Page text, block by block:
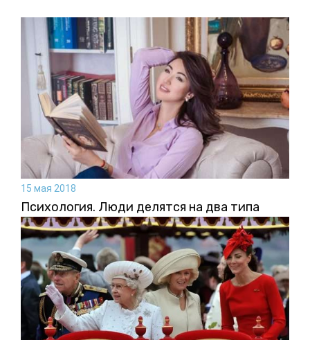
15 мая 2018
Психология. Люди делятся на два типа